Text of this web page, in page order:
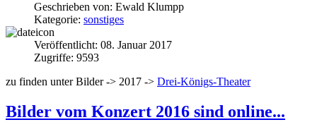
Geschrieben von: Ewald Klumpp
Kategorie: sonstiges
Veröffentlicht: 08. Januar 2017
Zugriffe: 9593
zu finden unter Bilder -> 2017 -> Drei-Königs-Theater
Bilder vom Konzert 2016 sind online...